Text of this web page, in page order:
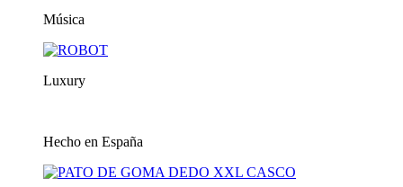
Música
Luxury
Hecho en España